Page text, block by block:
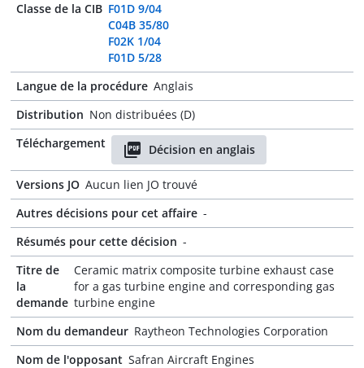
Classe de la CIB F01D 9/04
C04B 35/80
F02K 1/04
F01D 5/28
Langue de la procédure Anglais
Distribution Non distribuées (D)
Téléchargement
Décision en anglais
Versions JO Aucun lien JO trouvé
Autres décisions pour cet affaire -
Résumés pour cette décision -
Titre de
la
demande
Ceramic matrix composite turbine exhaust case
for a gas turbine engine and corresponding gas
turbine engine
Nom du demandeur Raytheon Technologies Corporation
Nom de l'opposant Safran Aircraft Engines